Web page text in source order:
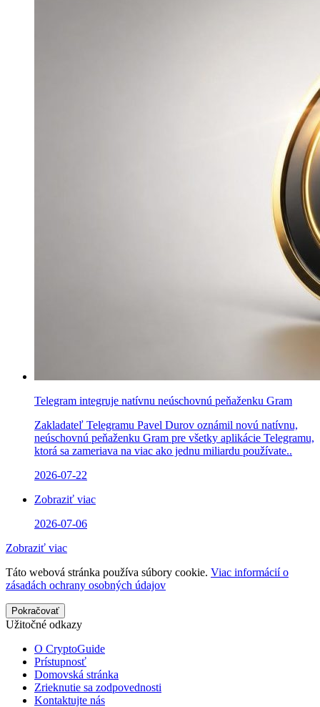
Telegram integruje natívnu neúschovnú peňaženku Gram
Zakladateľ Telegramu Pavel Durov oznámil novú natívnu,
neúschovnú peňaženku Gram pre všetky aplikácie Telegramu,
ktorá sa zameriava na viac ako jednu miliardu používate..
2026-07-22
Zobraziť viac
2026-07-06
Zobraziť viac
Táto webová stránka používa súbory cookie. Viac informácií o
zásadách ochrany osobných údajov
Pokračovať
Užitočné odkazy
O CryptoGuide
Prístupnosť
Domovská stránka
Zrieknutie sa zodpovednosti
Kontaktujte nás